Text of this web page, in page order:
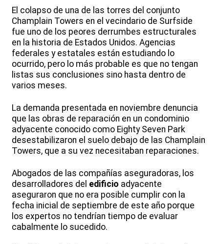
El colapso de una de las torres del conjunto
Champlain Towers en el vecindario de Surfside
fue uno de los peores derrumbes estructurales
en la historia de Estados Unidos. Agencias
federales y estatales están estudiando lo
ocurrido, pero lo más probable es que no tengan
listas sus conclusiones sino hasta dentro de
varios meses.
La demanda presentada en noviembre denuncia
que las obras de reparación en un condominio
adyacente conocido como Eighty Seven Park
desestabilizaron el suelo debajo de las Champlain
Towers, que a su vez necesitaban reparaciones.
Abogados de las compañías aseguradoras, los
desarrolladores del edificio adyacente
aseguraron que no era posible cumplir con la
fecha inicial de septiembre de este año porque
los expertos no tendrían tiempo de evaluar
cabalmente lo sucedido.